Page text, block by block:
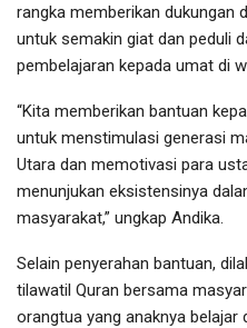
rangka memberikan dukungan
untuk semakin giat dan peduli
pembelajaran kepada umat di
“Kita memberikan bantuan
untuk menstimulasi generasi
Utara dan memotivasi para
menunjukan eksistensinya
masyarakat,” ungkap Andika.
Selain penyerahan bantuan,
tilawatil Quran bersama
orangtua yang anaknya belajar